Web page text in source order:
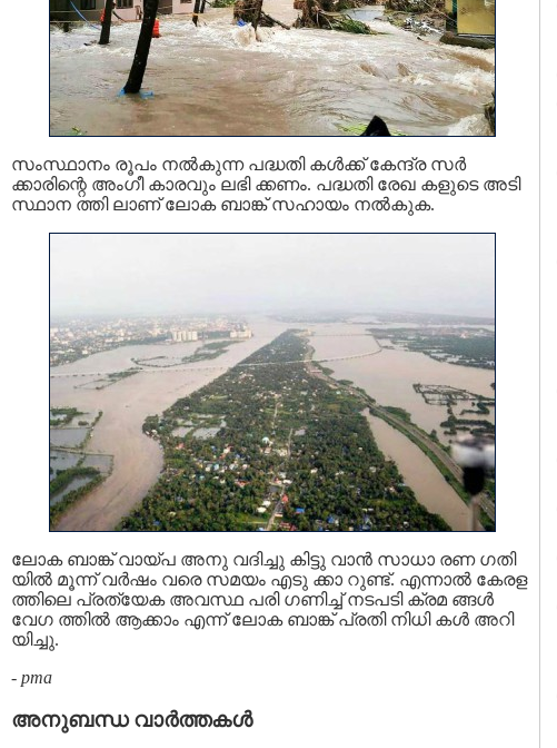
സംസ്ഥാനം രൂപം നല്‍കുന്ന പദ്ധതി കള്‍ക്ക് കേന്ദ്ര സര്‍
ക്കാരിന്റെ അംഗീ കാരവും ലഭി ക്കണം. പദ്ധതി രേഖ കളുടെ അടി
സ്ഥാന ത്തി ലാണ് ലോക ബാങ്ക് സഹായം നല്‍കുക.
ലോക ബാങ്ക് വായ്പ അനു വദിച്ചു കിട്ടു വാന്‍ സാധാ രണ ഗതി
യില്‍ മൂന്ന് വര്‍ഷം വരെ സമയം എടു ക്കാ റുണ്ട്. എന്നാല്‍ കേരള
ത്തിലെ പ്രത്യേക അവസ്ഥ പരി ഗണിച്ച് നടപടി ക്രമ ങ്ങള്‍
വേഗ ത്തില്‍ ആക്കാം എന്ന് ലോക ബാങ്ക് പ്രതി നിധി കള്‍ അറി
യിച്ചു.
- pma
അനുബന്ധ വാര്‍ത്തകള്‍